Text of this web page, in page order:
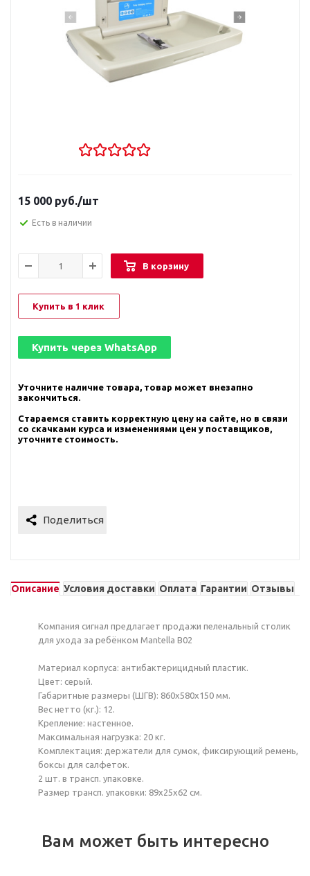
15 000 руб./шт
Есть в наличии
В корзину
Купить в 1 клик
Купить через WhatsApp
Уточните наличие товара, товар может внезапно
закончиться.
Стараемся ставить корректную цену на сайте, но в связи
со скачками курса и изменениями цен у поставщиков,
уточните стоимость.
Описание Условия доставки Оплата Гарантии Отзывы
Компания сигнал предлагает продажи пеленальный столик
для ухода за ребёнком Mantella B02
Материал корпуса: антибактерицидный пластик.
Цвет: серый.
Габаритные размеры (ШГВ): 860х580х150 мм.
Вес нетто (кг.): 12.
Крепление: настенное.
Максимальная нагрузка: 20 кг.
Комплектация: держатели для сумок, фиксирующий ремень,
боксы для салфеток.
2 шт. в трансп. упаковке.
Размер трансп. упаковки: 89х25х62 см.
Вам может быть интересно